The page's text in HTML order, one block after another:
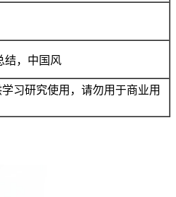
结，中国风
习研究使用，请勿用于商业用